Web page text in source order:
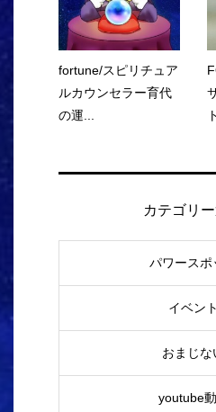
fortune/スピリチュア
ルカウンセラー育代
の運...
カテゴリ
パワースポ
イベント
おまじな
youtube